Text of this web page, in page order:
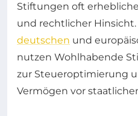
Stiftungen oft
und rechtlicher
deutschen und
nutzen Wohlhabende
zur Steueroptimierung
Vermögen vor